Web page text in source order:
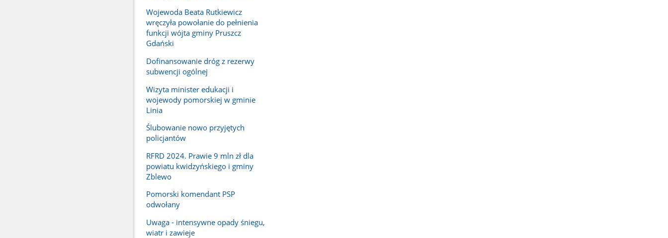
Wojewoda Beata Rutkiewicz
wręczyła powołanie do pełnienia
funkcji wójta gminy Pruszcz
Gdański
Dofinansowanie dróg z rezerwy
subwencji ogólnej
Wizyta minister edukacji i
wojewody pomorskiej w gminie
Linia
Ślubowanie nowo przyjętych
policjantów
RFRD 2024. Prawie 9 mln zł dla
powiatu kwidzyńskiego i gminy
Zblewo
Pomorski komendant PSP
odwołany
Uwaga - intensywne opady śniegu,
wiatr i zawieje